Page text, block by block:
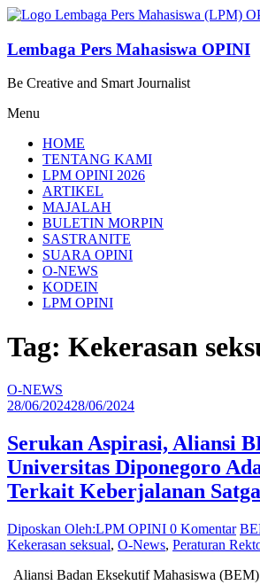
Lompat
konten
Lembaga Pers Mahasiswa OPINI
Be Creative and Smart Journalist
Menu
HOME
TENTANG KAMI
LPM OPINI 2026
ARTIKEL
MAJALAH
BULETIN MORPIN
SASTRANITE
SUARA OPINI
O-NEWS
KODEIN
LPM OPINI
Tag: Kekerasan
O-NEWS
28/06/202428/06/2024
Serukan Aspirasi, Aliansi
Universitas Diponegoro
Terkait Keberjalanan
Diposkan Oleh:LPM OPINI 0 Komentar
Kekerasan seksual, O-News, Peraturan
Aliansi Badan Eksekutif Mahasiswa